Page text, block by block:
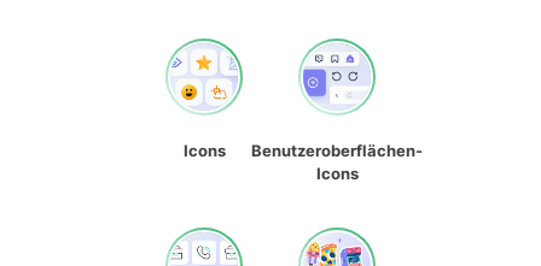
Icons
Benutzeroberflächen-
Icons